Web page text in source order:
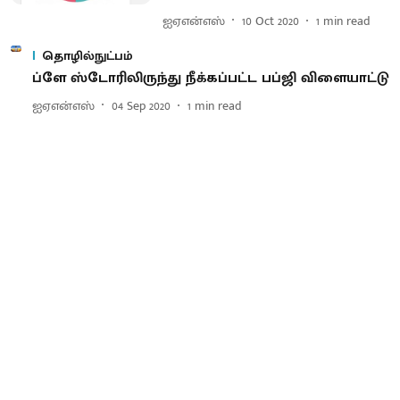
ஐஏஎன்எஸ் 10 Oct 2020 1 min read
தொழில்நுட்பம்
ப்ளே ஸ்டோரிலிருந்து நீக்கப்பட்ட பப்ஜி விளையாட்டு
ஐஏஎன்எஸ் 04 Sep 2020 1 min read